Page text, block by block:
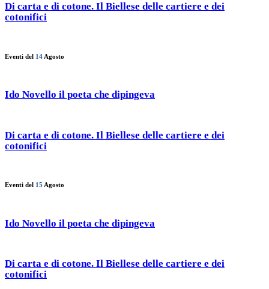
Di carta e di cotone. Il Biellese delle cartiere e dei
cotonifici
Eventi del 14 Agosto
Ido Novello il poeta che dipingeva
Di carta e di cotone. Il Biellese delle cartiere e dei
cotonifici
Eventi del 15 Agosto
Ido Novello il poeta che dipingeva
Di carta e di cotone. Il Biellese delle cartiere e dei
cotonifici